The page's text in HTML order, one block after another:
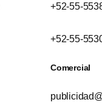
+52-55-
+52-55-
Comercial